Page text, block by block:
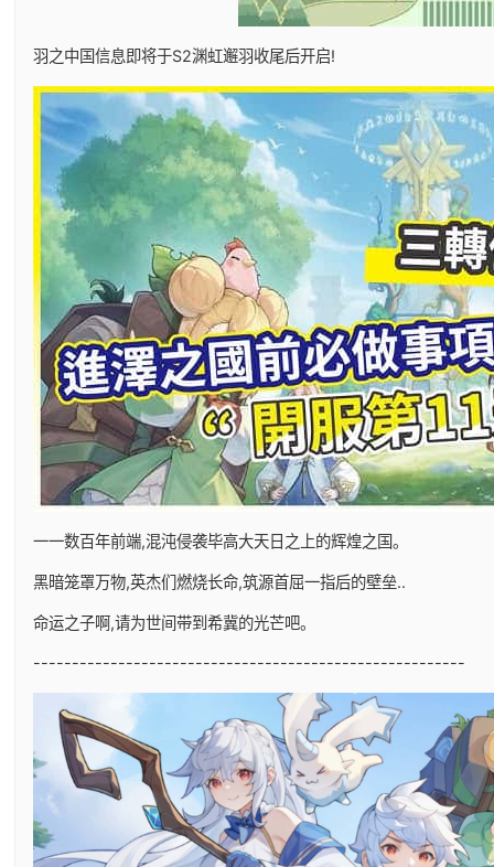
羽之中国信息即将于S2渊虹邂羽收尾后开启!
一一数百年前端,混沌侵袭毕高大天日之上的辉煌之国。
黑暗笼罩万物,英杰们燃烧长命,筑源首屈一指后的壁垒..
命运之子啊,请为世间带到希冀的光芒吧。
--------------------------------------------------------